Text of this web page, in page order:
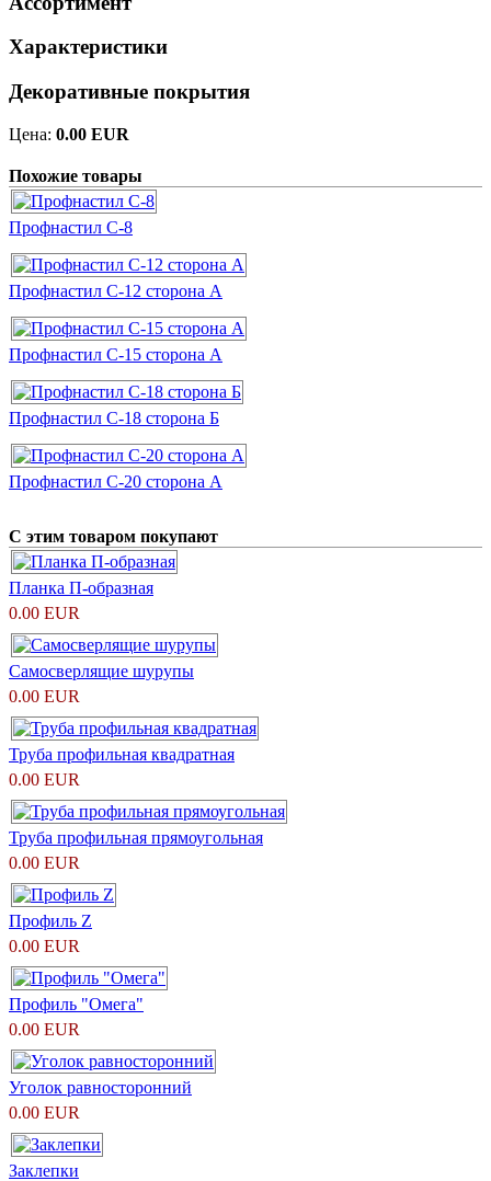
Характеристики
Декоративные покрытия
Цена: 0.00 EUR
Похожие товары
Профнастил С-8
Профнастил С-12 сторона А
Профнастил С-15 сторона А
Профнастил С-18 сторона Б
Профнастил С-20 сторона А
С этим товаром покупают
Планка П-образная
0.00 EUR
Самосверлящие шурупы
0.00 EUR
Труба профильная квадратная
0.00 EUR
Труба профильная прямоугольная
0.00 EUR
Профиль Z
0.00 EUR
Профиль "Омега"
0.00 EUR
Уголок равносторонний
0.00 EUR
Заклепки